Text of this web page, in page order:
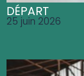
DÉPART
25 juin 2026